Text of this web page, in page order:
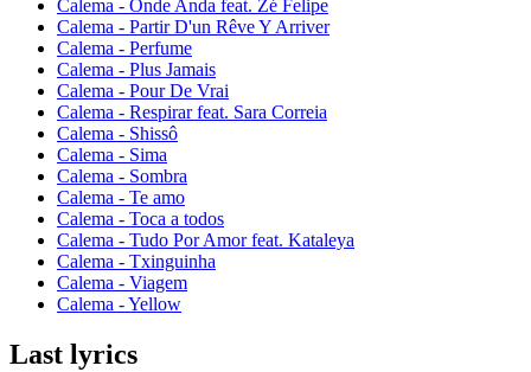
Calema - Onde Anda feat. Zé Felipe
Calema - Partir D'un Rêve Y Arriver
Calema - Perfume
Calema - Plus Jamais
Calema - Pour De Vrai
Calema - Respirar feat. Sara Correia
Calema - Shissô
Calema - Sima
Calema - Sombra
Calema - Te amo
Calema - Toca a todos
Calema - Tudo Por Amor feat. Kataleya
Calema - Txinguinha
Calema - Viagem
Calema - Yellow
Last lyrics